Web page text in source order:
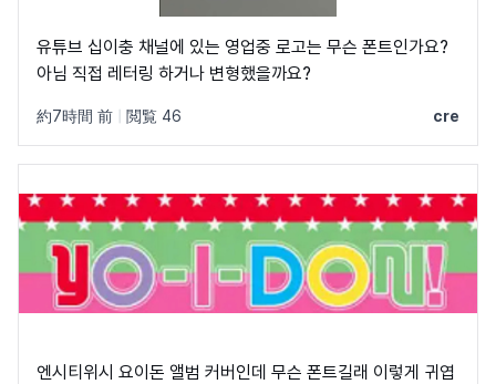
유튜브 십이충 채널에 있는 영업중 로고는 무슨 폰트인가요?
아님 직접 레터링 하거나 변형했을까요?
約7時間 前 閲覧 46 cre
엔시티위시 요이돈 앨범 커버인데 무슨 폰트길래 이렇게 귀엽